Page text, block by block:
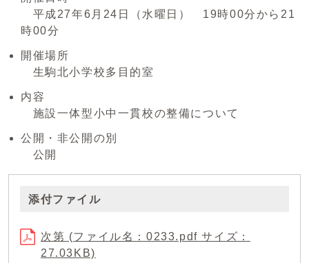
平成27年6月24日（水曜日） 19時00分から21
時00分
開催場所
生駒北小学校多目的室
内容
施設一体型小中一貫校の整備について
公開・非公開の別
公開
添付ファイル
次第 (ファイル名：0233.pdf サイズ：
27.03KB)